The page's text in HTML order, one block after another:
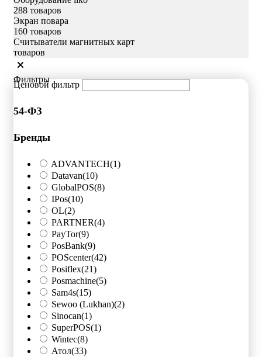
288 товаров
Экран повара
160 товаров
Считыватели магнитных карт
товаров
Фильтры
Ценовой фильтр
54-ФЗ
Бренды
ADVANTECH(1)
Datavan(10)
GlobalPOS(8)
IPos(10)
OL(2)
PARTNER(4)
PayTor(9)
PosBank(9)
POScenter(42)
Posiflex(21)
Posmachine(5)
Sam4s(15)
Sewoo (Lukhan)(2)
Sinocan(1)
SuperPOS(1)
Wintec(8)
Атол(33)